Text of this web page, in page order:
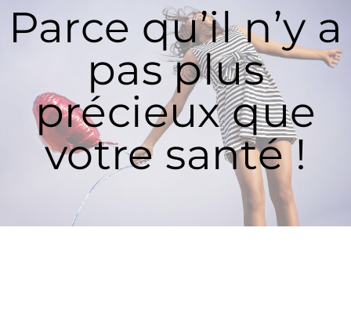
Parce qu’il n’y a
pas plus
précieux que
votre santé !